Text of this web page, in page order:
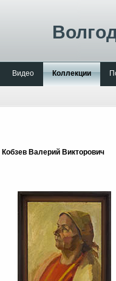
Видео Коллекции
Кобзев Валерий Викторович